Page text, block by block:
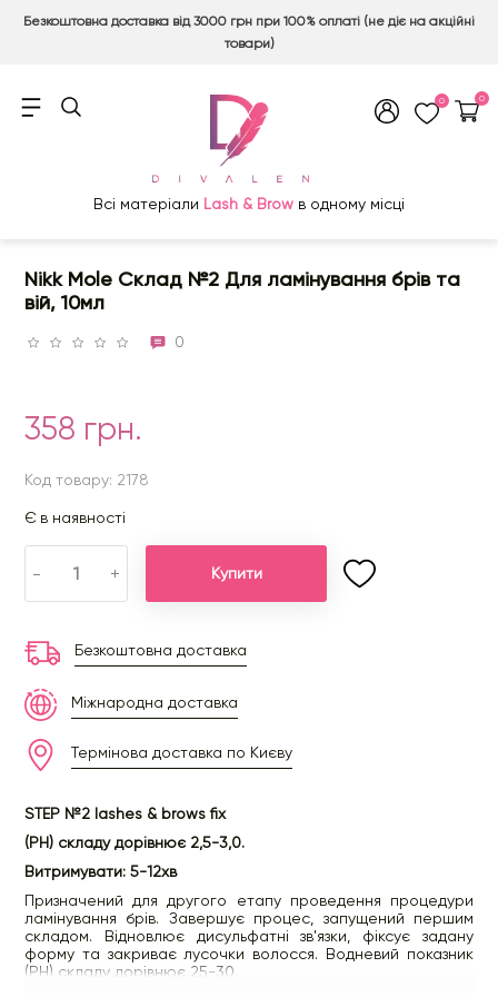
Безкоштовна доставка від 3000 грн при 100% оплаті (не діє на акційні
товари)
0 0
Всі матеріали Lash & Brow в одному місці
Nikk Mole Склад №2 Для ламінування брів та
вій, 10мл
0
358 грн.
Код товару: 2178
Є в наявності
- + Купити
Безкоштовна доставка
Міжнародна доставка
Термінова доставка по Києву
STEP №2 lashes & brows fix
(РH) складу дорівнює 2,5-3,0.
Витримувати: 5-12хв
Призначений для другого етапу проведення процедури
ламінування брів. Завершує процес, запущений першим
складом. Відновлює дисульфатні зв'язки, фіксує задану
форму та закриває лусочки волосся. Водневий показник
(РH) складу дорівнює 25-30.